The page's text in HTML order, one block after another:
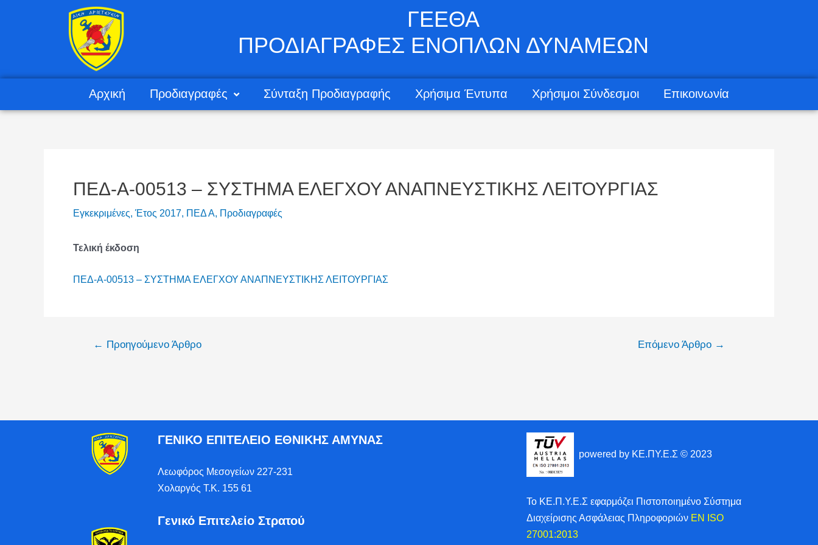
ΓΕΕΘΑ
ΠΡΟΔΙΑΓΡΑΦΕΣ ΕΝΟΠΛΩΝ ΔΥΝΑΜΕΩΝ
Αρχική Προδιαγραφές Σύνταξη Προδιαγραφής Χρήσιμα Έντυπα Χρήσιμοι Σύνδεσμοι Επικοινωνία
ΠΕΔ-Α-00513 – ΣΥΣΤΗΜΑ ΕΛΕΓΧΟΥ ΑΝΑΠΝΕΥΣΤΙΚΗΣ ΛΕΙΤΟΥΡΓΙΑΣ
Εγκεκριμένες, Έτος 2017, ΠΕΔ Α, Προδιαγραφές
Τελική έκδοση
ΠΕΔ-Α-00513 – ΣΥΣΤΗΜΑ ΕΛΕΓΧΟΥ ΑΝΑΠΝΕΥΣΤΙΚΗΣ ΛΕΙΤΟΥΡΓΙΑΣ
← Προηγούμενο Άρθρο Επόμενο Άρθρο →
ΓΕΝΙΚΟ ΕΠΙΤΕΛΕΙΟ ΕΘΝΙΚΗΣ ΑΜΥΝΑΣ
Λεωφόρος Μεσογείων 227-231
Χολαργός Τ.Κ. 155 61
Γενικό Επιτελείο Στρατού
powered by ΚΕ.ΠΥ.Ε.Σ © 2023
Το ΚΕ.Π.Υ.Ε.Σ εφαρμόζει Πιστοποιημένο Σύστημα
Διαχείρισης Ασφάλειας Πληροφοριών EN ISO
27001:2013